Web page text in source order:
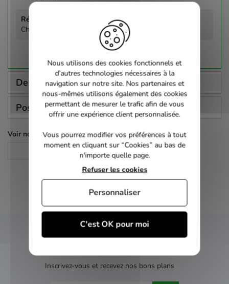
Christopher Nolan
Description
Poser une question
Voir nos autres pages :
Blu-Ray
NEWSLETTER
Inscrivez-vous et recevez nos bons plans
Nous utilisons des cookies fonctionnels et
d’autres technologies nécessaires à la
navigation sur notre site. Nos partenaires et
nous-mêmes utilisons également des cookies
permettant de mesurer le trafic afin de vous
offrir une expérience client personnalisée.
Vous pourrez modifier vos préférences à tout
moment en cliquant sur “Cookies” au bas de
n'importe quelle page.
C'est OK pour moi
Refuser les cookies
Personnaliser